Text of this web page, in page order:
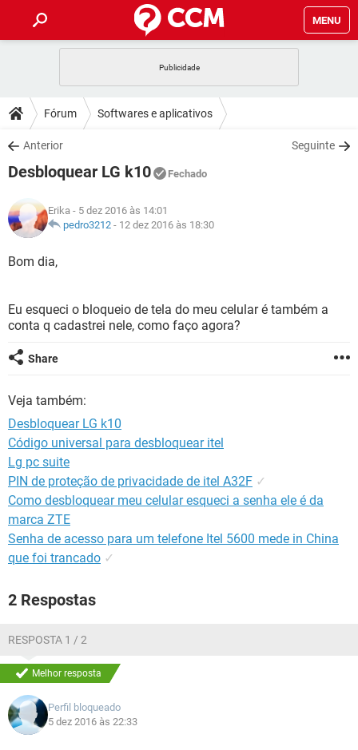
MENU
CELULAR FACEBOOK
OUTLOOK
INSTAGRAM GMAIL
DICAS
JOGOS WHATSAPP
INSTAGRAM
GUIA DE COMPRAS
DOWNLOADS
JOGOS WHATSAPP
OUTLOOK EXCEL
INSTAGRAM
JOGOS
CELULAR
OUTLOOK
GUIA DE COMPRAS
GLOSSÁRIO
JOGOS
OUTLOOK EXCEL
INSTAGRAM GMAIL
GUIA DE COMPRAS
Fórum Softwares e aplicativos
Anterior Seguinte
Desbloquear LG k10 Fechado
Erika - 5 dez 2016 às 14:01
pedro3212 - 12 dez 2016 às 18:30
Bom dia,
Eu esqueci o bloqueio de tela do meu celular é também a
conta q cadastrei nele, como faço agora?
Share
Veja também:
Desbloquear LG k10
Código universal para desbloquear itel
Lg pc suite
PIN de proteção de privacidade de itel A32F ✓
Como desbloquear meu celular esqueci a senha ele é da
marca ZTE
Senha de acesso para um telefone Itel 5600 mede in China
que foi trancado ✓
2 Respostas
RESPOSTA 1 / 2
Melhor resposta
Perfil bloqueado
5 dez 2016 às 22:33